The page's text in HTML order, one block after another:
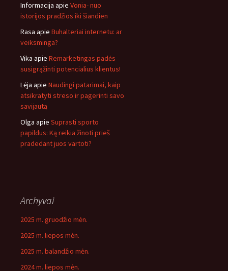
Informacija apie Vonia- nuo
istorijos pradžios iki šiandien
Rasa apie Buhalteriai internetu: ar
veiksminga?
Vika apie Remarketingas padės
susigrąžinti potencialius klientus!
Lėja apie Naudingi patarimai, kaip
atsikratyti streso ir pagerinti savo
savijautą
Olga apie Suprasti sporto
papildus: Ką reikia žinoti prieš
pradedant juos vartoti?
Archyvai
2025 m. gruodžio mėn.
2025 m. liepos mėn.
2025 m. balandžio mėn.
2024 m. liepos mėn.